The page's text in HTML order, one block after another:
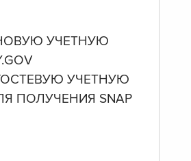
УЧЕТНУЮ
УЧЕТНУЮ
ПОЛУЧЕНИЯ SNAP